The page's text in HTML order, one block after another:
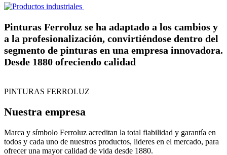
Pinturas Ferroluz se ha adaptado a los cambios y
a la profesionalización, convirtiéndose dentro del
segmento de pinturas en una empresa innovadora.
Desde 1880 ofreciendo calidad
PINTURAS FERROLUZ
Nuestra empresa
Marca y símbolo Ferroluz acreditan la total fiabilidad y garantía en
todos y cada uno de nuestros productos, lideres en el mercado, para
ofrecer una mayor calidad de vida desde 1880.